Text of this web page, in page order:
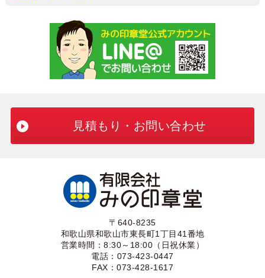
見積もり・お問い合わせ
〒640-8235
和歌山県和歌山市東長町1丁目41番地
営業時間：8:30～18:00（日祝休業）
電話：073-423-0447
FAX：073-428-1617